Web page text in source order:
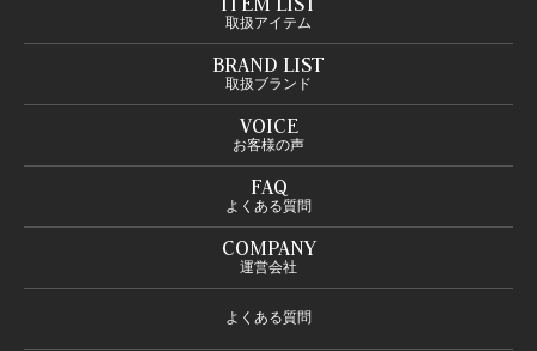
取扱アイテム
BRAND LIST
取扱ブランド
VOICE
お客様の声
FAQ
よくある質問
COMPANY
運営会社
よくある質問